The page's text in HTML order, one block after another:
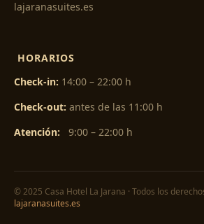
lajaranasuites.es
HORARIOS
Check-in: 14:00 – 22:00 h
Check-out: antes de las 11:00 h
Atención: 9:00 – 22:00 h
© 2025 Casa Hotel La Jarana · Todos los
lajaranasuites.es